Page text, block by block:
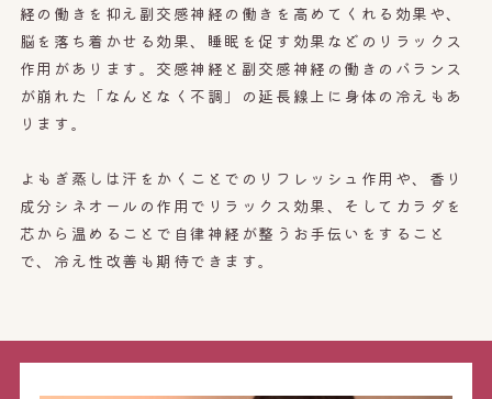
経の働きを抑え副交感神経の働きを高めてくれる効果や、
脳を落ち着かせる効果、睡眠を促す効果などのリラックス
作用があります。交感神経と副交感神経の働きのバランス
が崩れた「なんとなく不調」の延長線上に身体の冷えもあ
ります。
よもぎ蒸しは汗をかくことでのリフレッシュ作用や、香り
成分シネオールの作用でリラックス効果、そしてカラダを
芯から温めることで自律神経が整うお手伝いをすること
で、冷え性改善も期待できます。